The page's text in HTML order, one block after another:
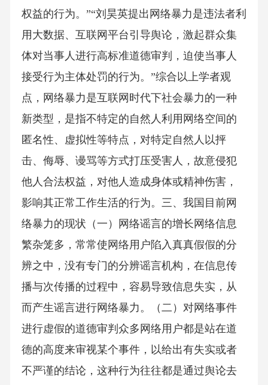
权益的行为。”“刘昊英提出网络暴力是违法者利
用大数据、互联网平台引导舆论，激起群众集
体对当事人进行高标准道德审判，迫使当事人
接受行为主体处罚的行为。”综合以上学者观
点，网络暴力是互联网时代下社会暴力的一种
新类型，是指不特定的自然人利用网络空间的
匿名性、虚拟性等特点，对特定自然人以抨
击、侮辱、谩骂等方式打压受害人，故意侵犯
他人合法权益，对他人造成身体或精神伤害，
影响其正常工作生活的行为。三、我国目前网
络暴力的现状（一）网络谣言的增长网络信息
繁杂笼多，常常使网络用户陷入真真假假的分
辨之中，没有专门的分辨谣言机构，在信息传
播与次传播的过程中，容易导致信息失实，从
而产生谣言进行网络暴力。（二）对网络事件
进行虚假的道德审判众多网络用户都是站在道
德的高度来审视某个事件，以给出有失实或者
不严谨的结论，这种行为往往都是通过舆论去